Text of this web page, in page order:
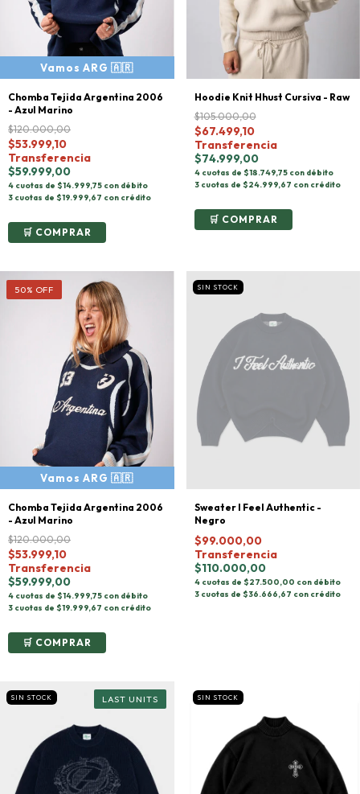
Chomba Tejida Argentina 2006
- Azul Marino
$120.000,00
$53.999,10
Transferencia
$59.999,00
4 cuotas de $14.999,75 con débito
3 cuotas de $19.999,67 con crédito
COMPRAR
Hoodie Knit Hhust Cursiva - Raw
$105.000,00
$67.499,10
Transferencia
$74.999,00
4 cuotas de $18.749,75 con débito
3 cuotas de $24.999,67 con crédito
COMPRAR
50% OFF
Chomba Tejida Argentina 2006
- Azul Marino
$120.000,00
$53.999,10
Transferencia
$59.999,00
4 cuotas de $14.999,75 con débito
3 cuotas de $19.999,67 con crédito
COMPRAR
SIN STOCK
Sweater I Feel Authentic -
Negro
$99.000,00
Transferencia
$110.000,00
4 cuotas de $27.500,00 con débito
3 cuotas de $36.666,67 con crédito
SIN STOCK SIN STOCK